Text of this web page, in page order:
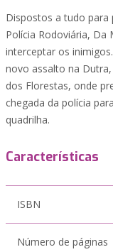
Dispostos a tudo para
Polícia Rodoviária, Da
interceptar os
novo assalto na
dos Florestas, onde
chegada da polícia
quadrilha.
Características
ISBN
Número de páginas